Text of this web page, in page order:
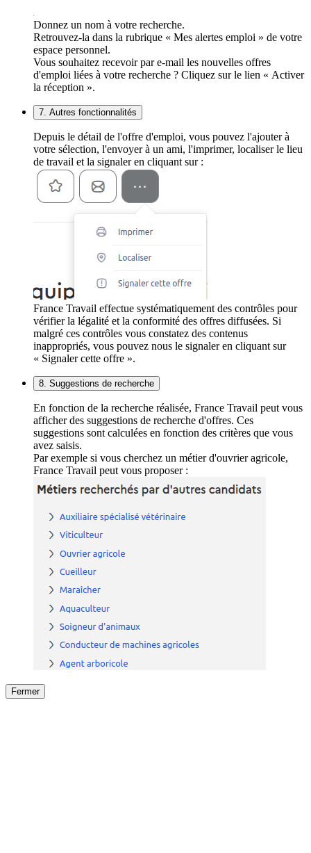
Donnez un nom à votre recherche.
Retrouvez-la dans la rubrique « Mes alertes emploi » de votre
espace personnel.
Vous souhaitez recevoir par e-mail les nouvelles offres
d'emploi liées à votre recherche ? Cliquez sur le lien « Activer
la réception ».
7. Autres fonctionnalités
Depuis le détail de l'offre d'emploi, vous pouvez l'ajouter à
votre sélection, l'envoyer à un ami, l'imprimer, localiser le lieu
de travail et la signaler en cliquant sur :
France Travail effectue systématiquement des contrôles pour
vérifier la légalité et la conformité des offres diffusées. Si
malgré ces contrôles vous constatez des contenus
inappropriés, vous pouvez nous le signaler en cliquant sur
« Signaler cette offre ».
8. Suggestions de recherche
En fonction de la recherche réalisée, France Travail peut vous
afficher des suggestions de recherche d'offres. Ces
suggestions sont calculées en fonction des critères que vous
avez saisis.
Par exemple si vous cherchez un métier d'ouvrier agricole,
France Travail peut vous proposer :
Fermer